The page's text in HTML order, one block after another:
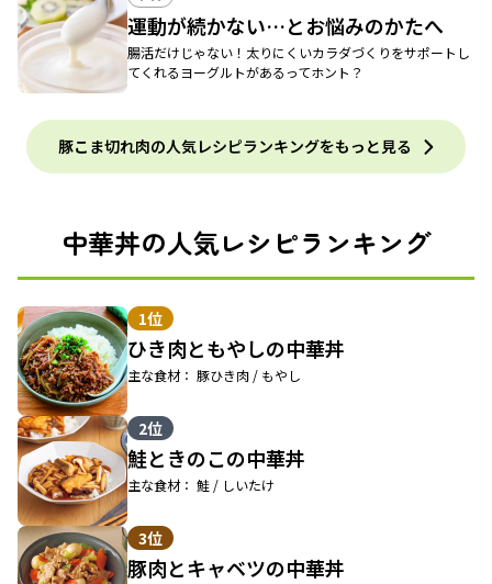
運動が続かない…とお悩みのかたへ
腸活だけじゃない！太りにくいカラダづくりをサポートし
てくれるヨーグルトがあるってホント？
豚こま切れ肉の人気レシピランキングをもっと見る
中華丼の人気レシピランキング
1位
ひき肉ともやしの中華丼
主な食材： 豚ひき肉 / もやし
2位
鮭ときのこの中華丼
主な食材： 鮭 / しいたけ
3位
豚肉とキャベツの中華丼